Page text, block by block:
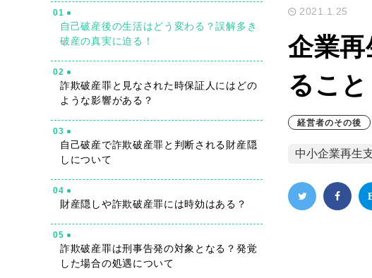
2021.1.25
企業
ること
経営者のその後
中小企業再生
01
自己破産後の生活はどう変わる？誤解多き
破産の真実に迫る！
02
詐欺破産罪と見なされた時保証人にはどの
ような影響がある？
03
自己破産で詐欺破産罪と判断される財産隠
しについて
04
財産隠しや詐欺破産罪には時効はある？
05
詐欺破産罪は刑事告発の対象となる？発覚
した場合の処遇について